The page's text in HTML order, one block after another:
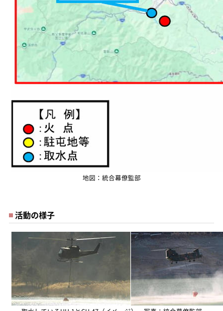
地図：統合幕僚監部
活動の様子